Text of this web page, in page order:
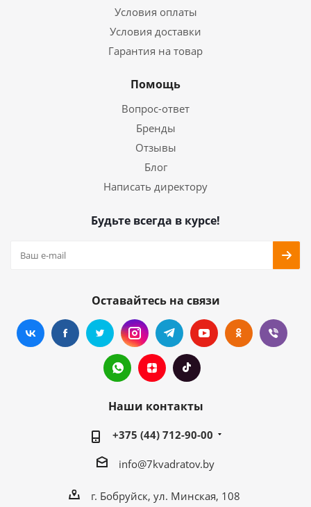
Условия оплаты
Условия доставки
Гарантия на товар
Помощь
Вопрос-ответ
Бренды
Отзывы
Блог
Написать директору
Будьте всегда в курсе!
Оставайтесь на связи
Наши контакты
+375 (44) 712-90-00
info@7kvadratov.by
г. Бобруйск, ул. Минская, 108